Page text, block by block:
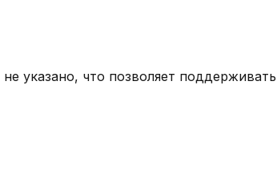
не указано, что позволяет